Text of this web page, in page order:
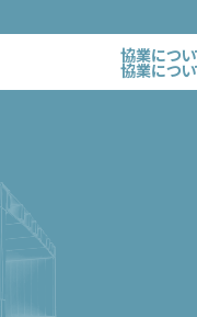
協業につい
協業につい